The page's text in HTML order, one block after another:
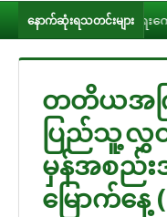
နောက်ဆုံးရသတင်းများ
ျက်များစိစစ်ရေးကော်မ
တတိယအက
ပြည်သူ့လွှ
မှန်အစည်း
မြောက်နေ့